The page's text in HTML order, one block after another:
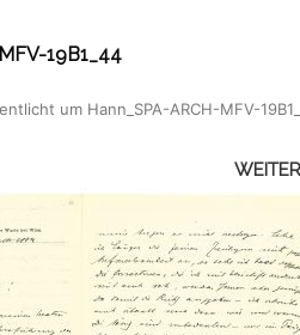
19B1_44
um Hann_SPA-ARCH-MFV-